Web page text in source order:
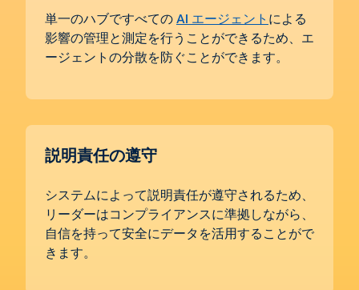
単一のハブですべてのAI エージェント による
影響の管理と測定を行うことができるため、エ
ージェントの分散を防ぐことができます。
説明責任の遵守
システムによって説明責任が遵守されるため、
リーダーはコンプライアンスに準拠しながら、
自信を持って安全にデータを活用することがで
きます。